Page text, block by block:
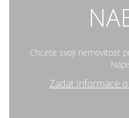
Chcete svoji nemovitost
Zadat informace